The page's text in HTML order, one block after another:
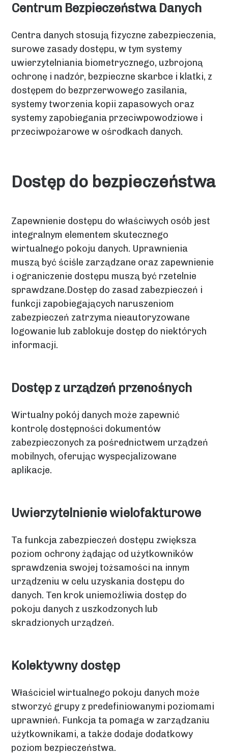
Centrum Bezpieczeństwa Danych
Centra danych stosują fizyczne zabezpieczenia,
surowe zasady dostępu, w tym systemy
uwierzytelniania biometrycznego, uzbrojoną
ochronę i nadzór, bezpieczne skarbce i klatki, z
dostępem do bezprzerwowego zasilania,
systemy tworzenia kopii zapasowych oraz
systemy zapobiegania przeciwpowodziowe i
przeciwpożarowe w ośrodkach danych.
Dostęp do bezpieczeństwa
Zapewnienie dostępu do właściwych osób jest
integralnym elementem skutecznego
wirtualnego pokoju danych. Uprawnienia
muszą być ściśle zarządzane oraz zapewnienie
i ograniczenie dostępu muszą być rzetelnie
sprawdzane.Dostęp do zasad zabezpieczeń i
funkcji zapobiegających naruszeniom
zabezpieczeń zatrzyma nieautoryzowane
logowanie lub zablokuje dostęp do niektórych
informacji.
Dostęp z urządzeń przenośnych
Wirtualny pokój danych może zapewnić
kontrolę dostępności dokumentów
zabezpieczonych za pośrednictwem urządzeń
mobilnych, oferując wyspecjalizowane
aplikacje.
Uwierzytelnienie wielofakturowe
Ta funkcja zabezpieczeń dostępu zwiększa
poziom ochrony żądając od użytkowników
sprawdzenia swojej tożsamości na innym
urządzeniu w celu uzyskania dostępu do
danych. Ten krok uniemożliwia dostęp do
pokoju danych z uszkodzonych lub
skradzionych urządzeń.
Kolektywny dostęp
Właściciel wirtualnego pokoju danych może
stworzyć grupy z predefiniowanymi poziomami
uprawnień. Funkcja ta pomaga w zarządzaniu
użytkownikami, a także dodaje dodatkowy
poziom bezpieczeństwa.